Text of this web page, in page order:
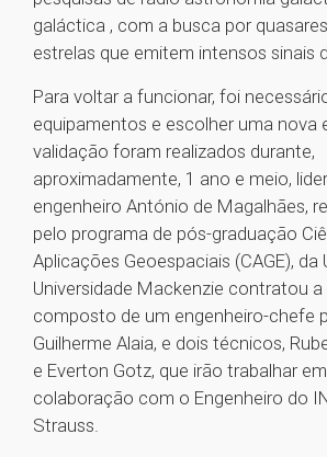
galáctica , com a busca por
estrelas que emitem intensos sinais
Para voltar a funcionar, foi
equipamentos e escolher uma nova
validação foram realizados durante,
aproximadamente, 1 ano e meio,
engenheiro António de Magalhães,
pelo programa de pós-graduação
Aplicações Geoespaciais (CAGE), da
Universidade Mackenzie contratou
composto de um engenheiro-chefe
Guilherme Alaia, e dois técnicos,
e Everton Gotz, que irão trabalhar
colaboração com o Engenheiro do
Strauss.